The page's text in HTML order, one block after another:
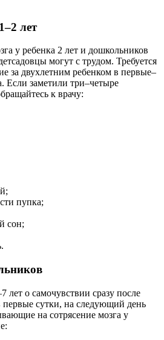
лет
у ребенка 2 лет и дошкольников
могут с трудом. Требуется
за двухлетним ребенком в первые–
Если заметили три–четыре
к врачу:
пупка;
сон;
лет о самочувствии сразу после
первые сутки, на следующий день
на сотрясение мозга у